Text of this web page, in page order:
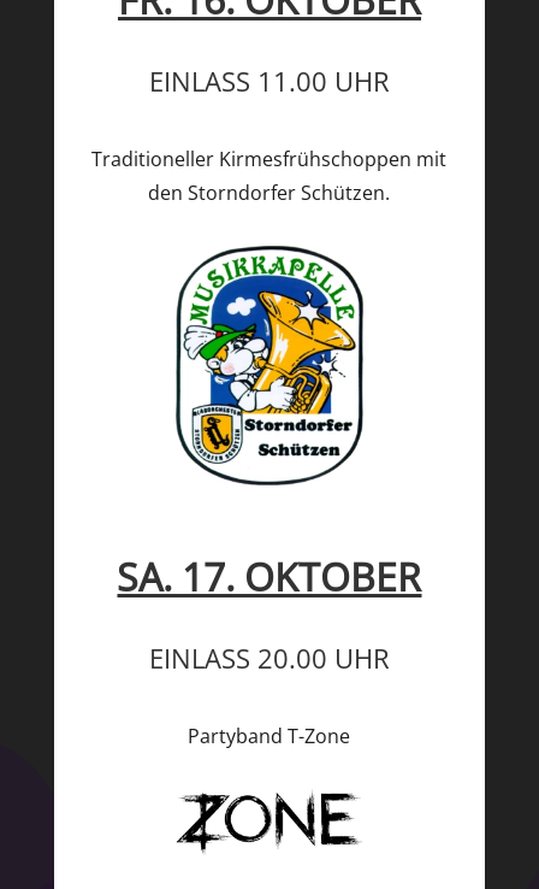
EINLASS 11.00 UHR
Traditioneller Kirmesfrühschoppen mit
den Storndorfer Schützen.
SA. 17. OKTOBER
EINLASS 20.00 UHR
Partyband T-Zone